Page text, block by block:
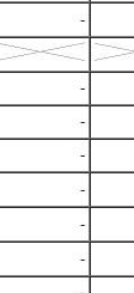
-
-
-
-
-
-
-